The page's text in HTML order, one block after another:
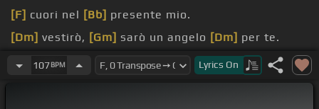
[F] cuori nel [Bb] presente mio.
[Dm] vestirò, [Gm] sarò un angelo [Dm] per te.
[Dm]sul cuore.
107BPM Lyrics On